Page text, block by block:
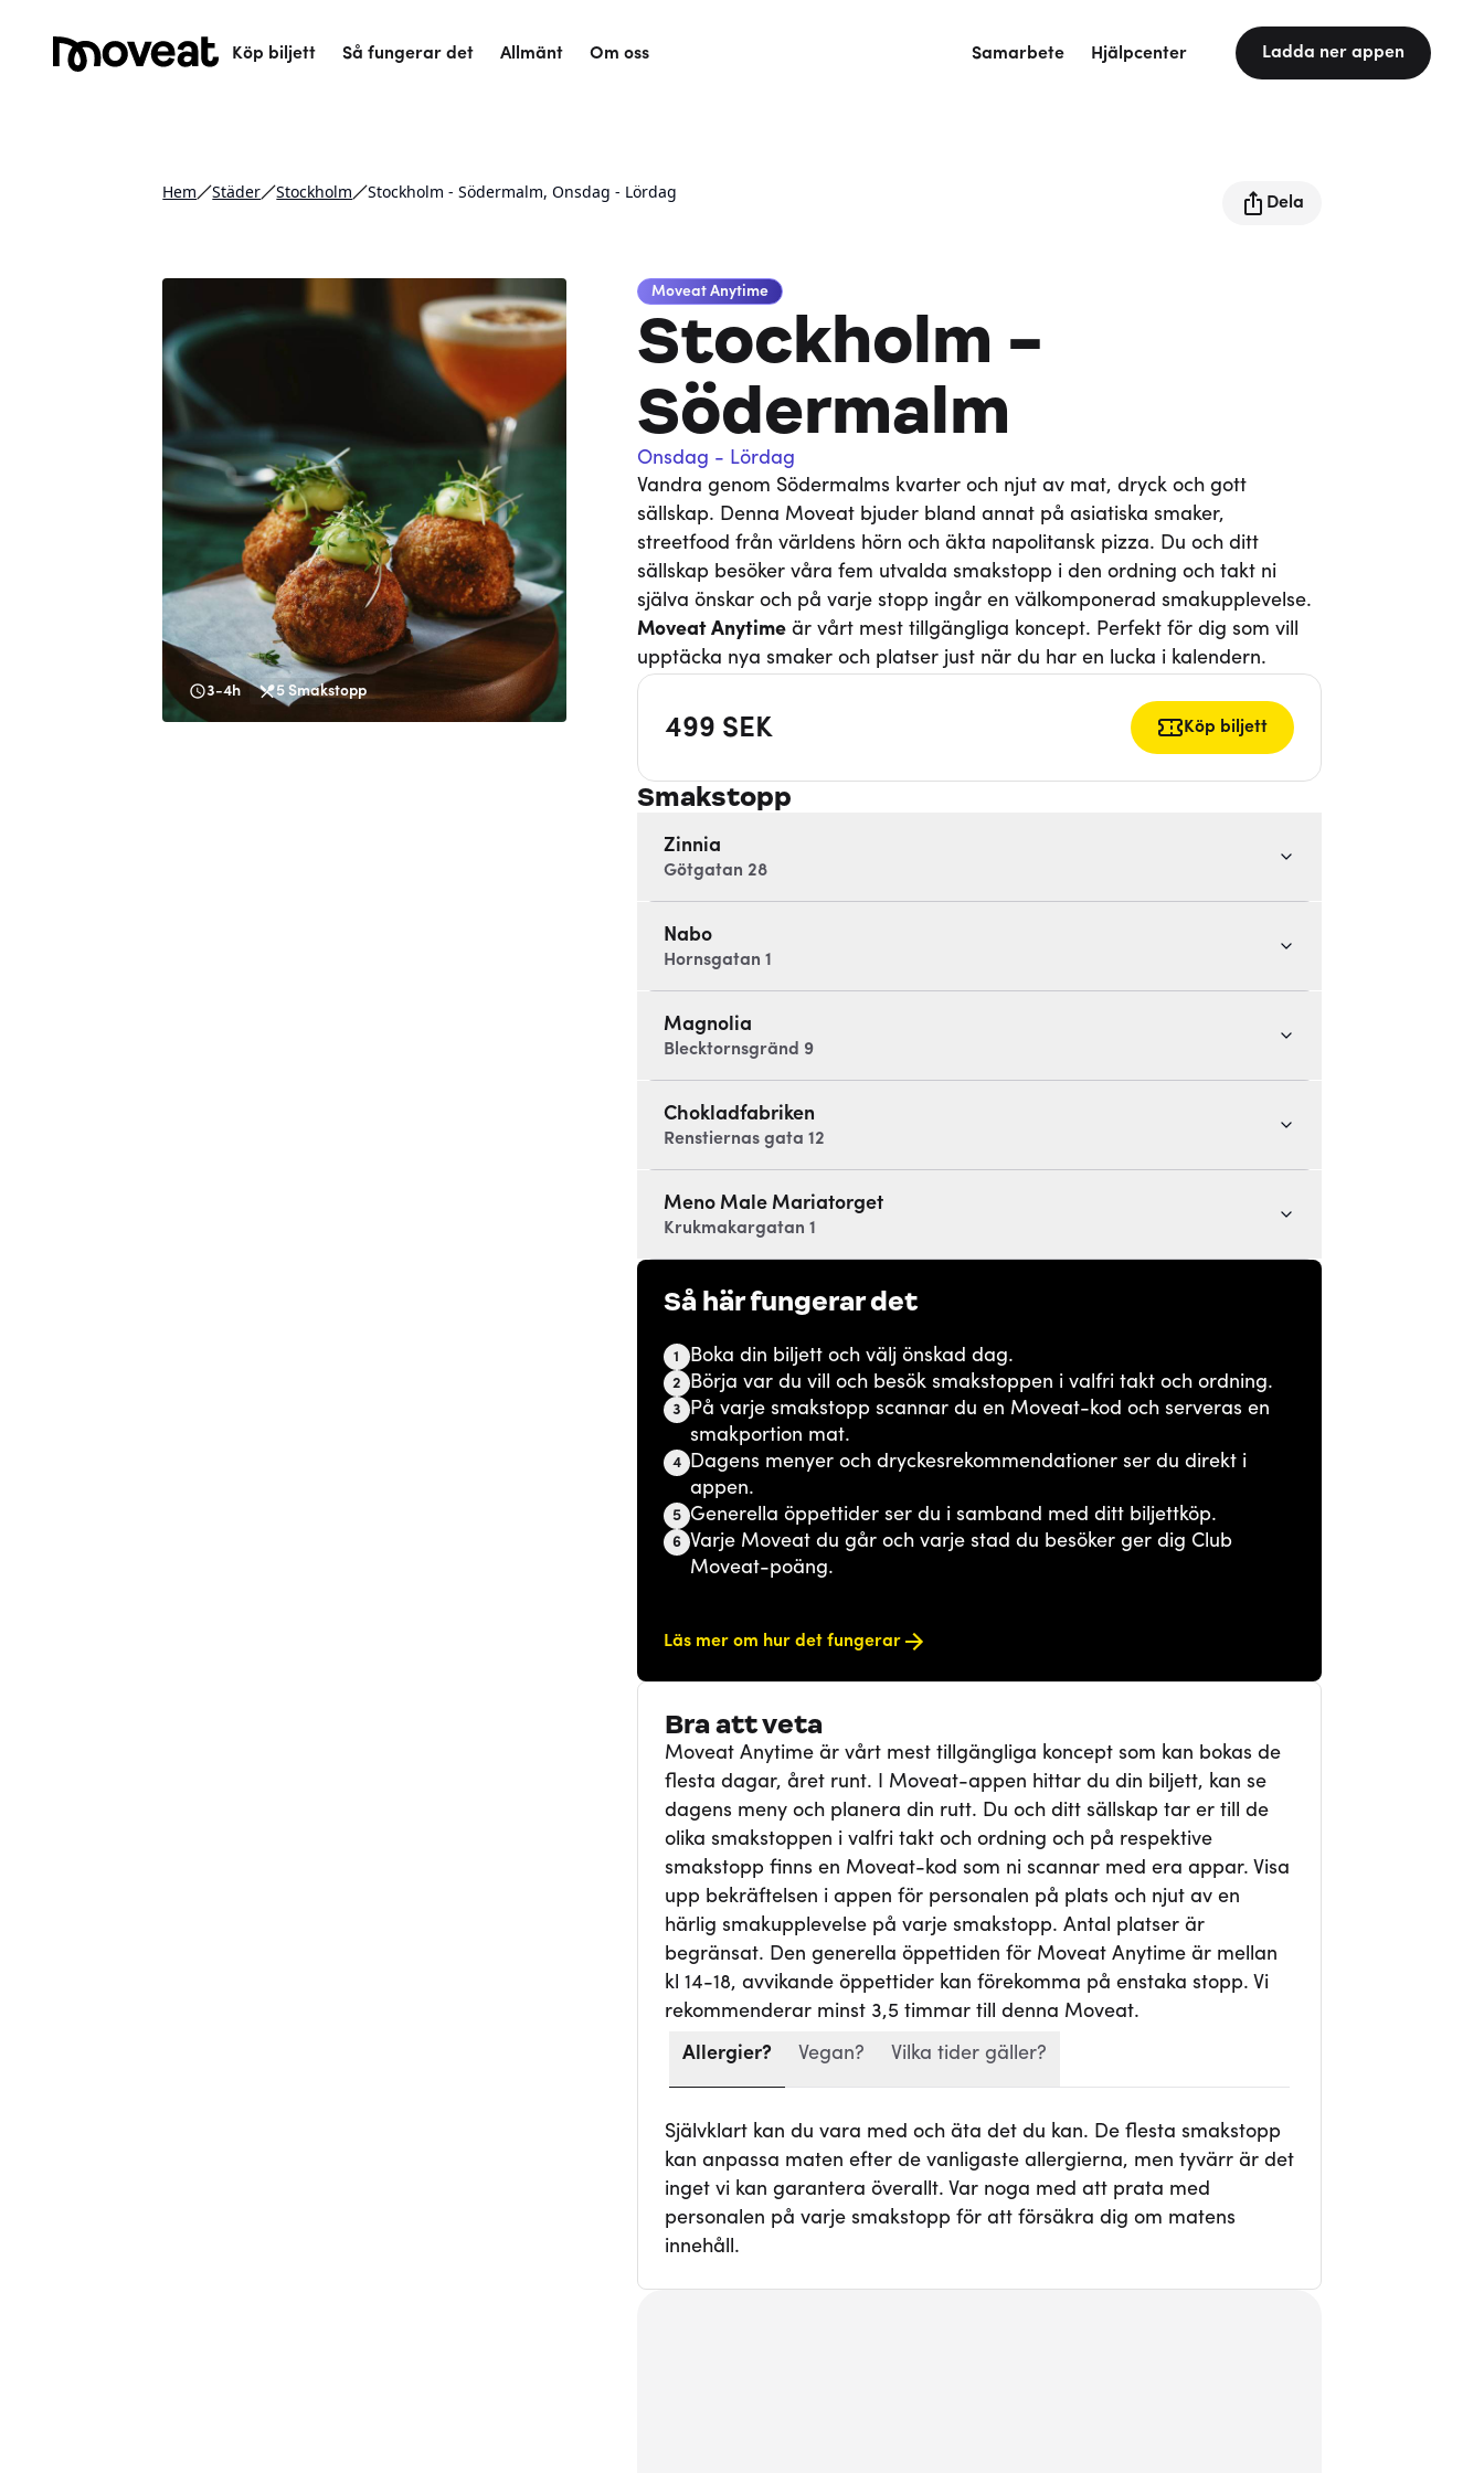
Köp biljett Så fungerar det Allmänt Om oss Samarbete Hjälpcenter Ladda ner appen
Hem Städer Stockholm Stockholm - Södermalm, Onsdag - Lördag
Dela
3-4h 5 Smakstopp
Moveat Anytime
Stockholm -
Södermalm
Onsdag - Lördag
Vandra genom Södermalms kvarter och njut av mat, dryck och gott
sällskap. Denna Moveat bjuder bland annat på asiatiska smaker,
streetfood från världens hörn och äkta napolitansk pizza. Du och ditt
sällskap besöker våra fem utvalda smakstopp i den ordning och takt ni
själva önskar och på varje stopp ingår en välkomponerad smakupplevelse.
Moveat Anytime är vårt mest tillgängliga koncept. Perfekt för dig som vill
upptäcka nya smaker och platser just när du har en lucka i kalendern.
499 SEK Köp biljett
Smakstopp
Zinnia
Götgatan 28
Nabo
Hornsgatan 1
Magnolia
Blecktornsgränd 9
Chokladfabriken
Renstiernas gata 12
Meno Male Mariatorget
Krukmakargatan 1
Så här fungerar det
1 Boka din biljett och välj önskad dag.
2 Börja var du vill och besök smakstoppen i valfri takt och ordning.
3 På varje smakstopp scannar du en Moveat-kod och serveras en
smakportion mat.
4 Dagens menyer och dryckesrekommendationer ser du direkt i
appen.
5 Generella öppettider ser du i samband med ditt biljettköp.
6 Varje Moveat du går och varje stad du besöker ger dig Club
Moveat-poäng.
Läs mer om hur det fungerar
Bra att veta
Moveat Anytime är vårt mest tillgängliga koncept som kan bokas de
flesta dagar, året runt. I Moveat-appen hittar du din biljett, kan se
dagens meny och planera din rutt. Du och ditt sällskap tar er till de
olika smakstoppen i valfri takt och ordning och på respektive
smakstopp finns en Moveat-kod som ni scannar med era appar. Visa
upp bekräftelsen i appen för personalen på plats och njut av en
härlig smakupplevelse på varje smakstopp. Antal platser är
begränsat. Den generella öppettiden för Moveat Anytime är mellan
kl 14-18, avvikande öppettider kan förekomma på enstaka stopp. Vi
rekommenderar minst 3,5 timmar till denna Moveat.
Allergier?
Vegan? Vilka tider gäller?
Självklart kan du vara med och äta det du kan. De flesta smakstopp
kan anpassa maten efter de vanligaste allergierna, men tyvärr är det
inget vi kan garantera överallt. Var noga med att prata med
personalen på varje smakstopp för att försäkra dig om matens
innehåll.